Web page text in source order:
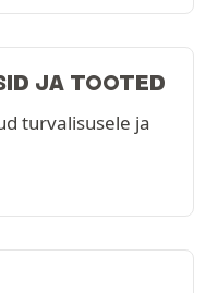
JA TOOTED
turvalisusele ja